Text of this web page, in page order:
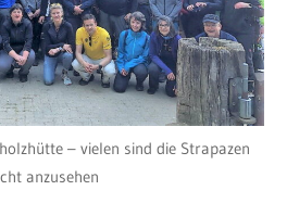
– vielen sind die Strapazen
anzusehen